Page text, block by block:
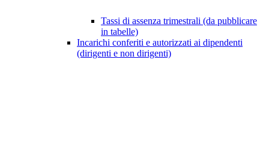
Tassi di assenza trimestrali (da pubblicare
in tabelle)
Incarichi conferiti e autorizzati ai dipendenti
(dirigenti e non dirigenti)